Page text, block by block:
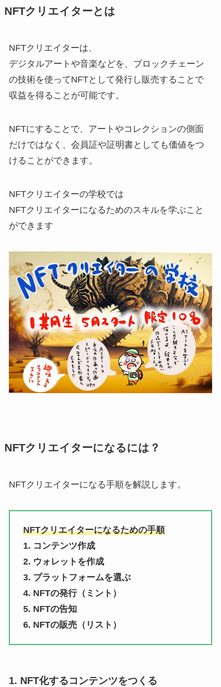
NFTクリエイターとは
NFTクリエイターは、
デジタルアートや音楽などを、ブロックチェーン
の技術を使ってNFTとして発行し販売することで
収益を得ることが可能です。
NFTにすることで、アートやコレクションの側面
だけではなく、会員証や証明書としても価値をつ
けることができます。
NFTクリエイターの学校では
NFTクリエイターになるためのスキルを学ぶこと
ができます
NFTクリエイターになるには？
NFTクリエイターになる手順を解説します。
NFTクリエイターになるための手順
1. コンテンツ作成
2. ウォレットを作成
3. プラットフォームを選ぶ
4. NFTの発行（ミント）
5. NFTの告知
6. NFTの販売（リスト）
1. NFT化するコンテンツをつくる